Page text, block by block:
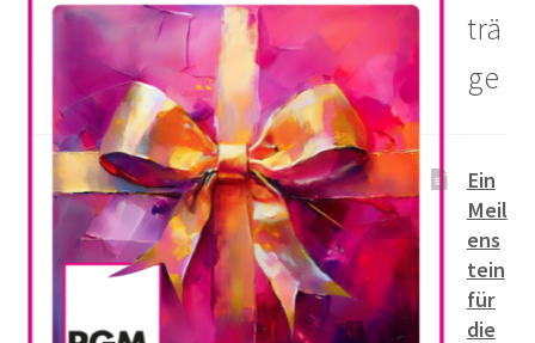
trä
ge
Ein
Meil
ens
tein
für
die